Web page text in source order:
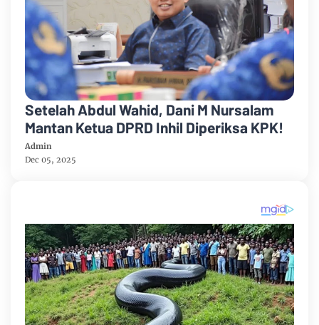
Setelah Abdul Wahid, Dani M Nursalam
Mantan Ketua DPRD Inhil Diperiksa KPK!
Admin
Dec 05, 2025